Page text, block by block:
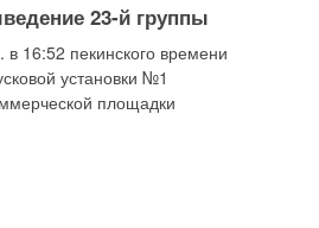
23-й группы
в 16:52 пекинского времени
установки №1
площадки